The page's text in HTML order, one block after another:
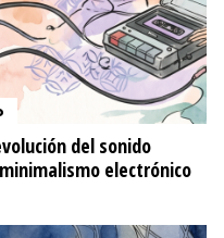
del sonido
electrónico